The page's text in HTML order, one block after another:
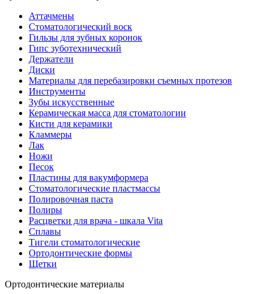
Аттачмены
Стоматологический воск
Гильзы для зубных коронок
Гипс зуботехнический
Держатели
Диски
Материалы для перебазировки съемных протезов
Инструменты
Зубы искусственные
Керамическая масса для стоматологии
Кисти для керамики
Кламмеры
Лак
Ножи
Песок
Пластины для вакумформера
Стоматологические пластмассы
Полировочная паста
Полиры
Расцветки для врача - шкала Vita
Сплавы
Тигели стоматологические
Ортодонтические формы
Щетки
Ортодонтические материалы